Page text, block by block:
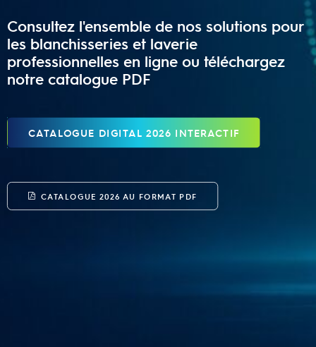
Consultez l'ensemble de nos solutions pour
les blanchisseries et laverie
professionnelles en ligne ou téléchargez
notre catalogue PDF
CATALOGUE DIGITAL 2026 INTERACTIF
CATALOGUE 2026 AU FORMAT PDF